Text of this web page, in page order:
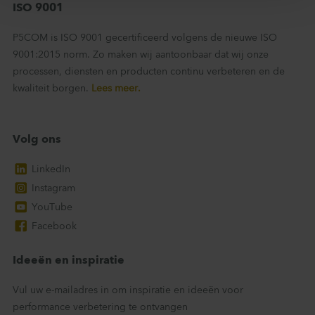
ISO 9001
P5COM is ISO 9001 gecertificeerd volgens de nieuwe ISO
9001:2015 norm. Zo maken wij aantoonbaar dat wij onze
processen, diensten en producten continu verbeteren en de
kwaliteit borgen.
Lees meer.
Volg ons
LinkedIn
Instagram
YouTube
Facebook
Ideeën en inspiratie
Vul uw e-mailadres in om inspiratie en ideeën voor
performance verbetering te ontvangen